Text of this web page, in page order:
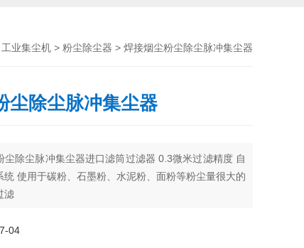
工业集尘机 > 粉尘除尘器 > 焊接烟尘粉尘除尘脉冲集尘器
尘除尘脉冲集尘器
尘除尘脉冲集尘器进口滤筒过滤器 0.3微米过滤精度 自
统 使用于碳粉、石墨粉、水泥粉、面粉等粉尘量很大的
滤
04